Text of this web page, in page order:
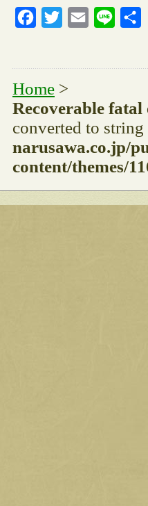
FacebookTwitter Email Line
Home >
Recoverable
converted to
narusawa.co.jp/
content/themes/